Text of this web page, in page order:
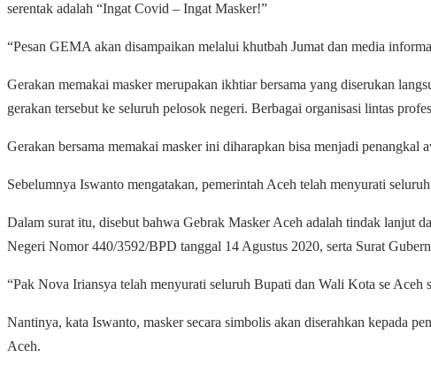
serentak adalah “Ingat Covid – Ingat Masker!”
“Pesan GEMA akan disampaikan melalui khutbah Jumat dan media
Gerakan memakai masker merupakan ikhtiar bersama yang diserukan
gerakan tersebut ke seluruh pelosok negeri. Berbagai organisasi lintas
Gerakan bersama memakai masker ini diharapkan bisa menjadi
Sebelumnya Iswanto mengatakan, pemerintah Aceh telah menyurati
Dalam surat itu, disebut bahwa Gebrak Masker Aceh adalah tindak
Negeri Nomor 440/3592/BPD tanggal 14 Agustus 2020, serta Surat
“Pak Nova Iriansya telah menyurati seluruh Bupati dan Wali Kota se
Nantinya, kata Iswanto, masker secara simbolis akan diserahkan kepada
Aceh.